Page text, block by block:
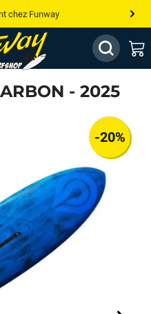
chez Funway
windsurf, wingfoil, etc...
ailleurs ? On s’aligne !
nous ! - 2025
-20%